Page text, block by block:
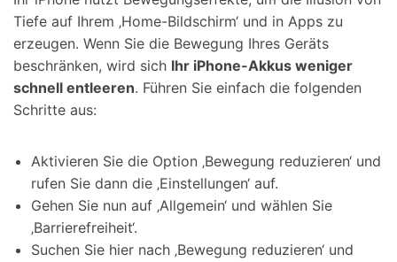
Tiefe auf Ihrem ‚Home-Bildschirm‘ und in Apps zu
erzeugen. Wenn Sie die Bewegung Ihres Geräts
beschränken, wird sich Ihr iPhone-Akkus weniger
schnell entleeren. Führen Sie einfach die folgenden
Schritte aus:
Aktivieren Sie die Option ‚Bewegung reduzieren‘ und
rufen Sie dann die ‚Einstellungen‘ auf.
Gehen Sie nun auf ‚Allgemein‘ und wählen Sie
‚Barrierefreiheit‘.
Suchen Sie hier nach ‚Bewegung reduzieren‘ und